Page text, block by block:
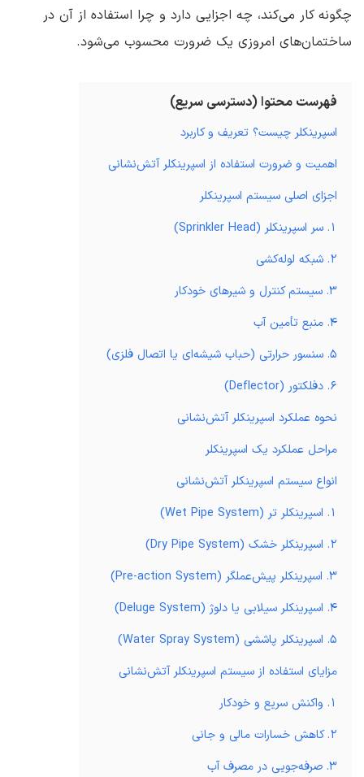
چگونه کار می‌کند، چه اجزایی دارد و چرا استفاده از آن در
ساختمان‌های امروزی یک ضرورت محسوب می‌شود.
فهرست محتوا (دسترسی سریع)
اسپرینکلر چیست؟ تعریف و کاربرد
اهمیت و ضرورت استفاده از اسپرینکلر آتش‌نشانی
اجزای اصلی سیستم اسپرینکلر
1. سر اسپرینکلر (Sprinkler Head)
2. شبکه لوله‌کشی
3. سیستم کنترل و شیرهای خودکار
4. منبع تأمین آب
5. سنسور حرارتی (حباب شیشه‌ای یا اتصال فلزی)
6. دفلکتور (Deflector)
نحوه عملکرد اسپرینکلر آتش‌نشانی
مراحل عملکرد یک اسپرینکلر
انواع سیستم اسپرینکلر آتش‌نشانی
1. اسپرینکلر تر (Wet Pipe System)
2. اسپرینکلر خشک (Dry Pipe System)
3. اسپرینکلر پیش‌عملگر (Pre-action System)
4. اسپرینکلر سیلابی یا دلوژ (Deluge System)
5. اسپرینکلر پاششی (Water Spray System)
مزایای استفاده از سیستم اسپرینکلر آتش‌نشانی
1. واکنش سریع و خودکار
2. کاهش خسارات مالی و جانی
3. صرفه‌جویی در مصرف آب